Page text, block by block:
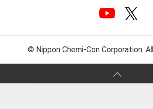
© Nippon Chemi-Con Corporation.